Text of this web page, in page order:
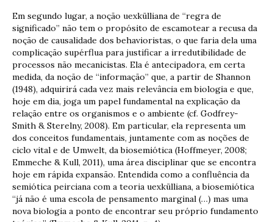
Em segundo lugar, a noção uexkülliana de “regra de
significado” não tem o propósito de escamotear a recusa da
noção de causalidade dos behavioristas, o que faria dela uma
complicação supérflua para justificar a irredutibilidade de
processos não mecanicistas. Ela é antecipadora, em certa
medida, da noção de “informação” que, a partir de Shannon
(1948), adquirirá cada vez mais relevância em biologia e que,
hoje em dia, joga um papel fundamental na explicação da
relação entre os organismos e o ambiente (cf. Godfrey-
Smith & Sterelny, 2008). Em particular, ela representa um
dos conceitos fundamentais, juntamente com as noções de
ciclo vital e de Umwelt, da biosemiótica (Hoffmeyer, 2008;
Emmeche & Kull, 2011), uma área disciplinar que se encontra
hoje em rápida expansão. Entendida como a confluência da
semiótica peirciana com a teoria uexkülliana, a biosemiótica
“já não é uma escola de pensamento marginal (…) mas uma
nova biologia a ponto de encontrar seu próprio fundamento